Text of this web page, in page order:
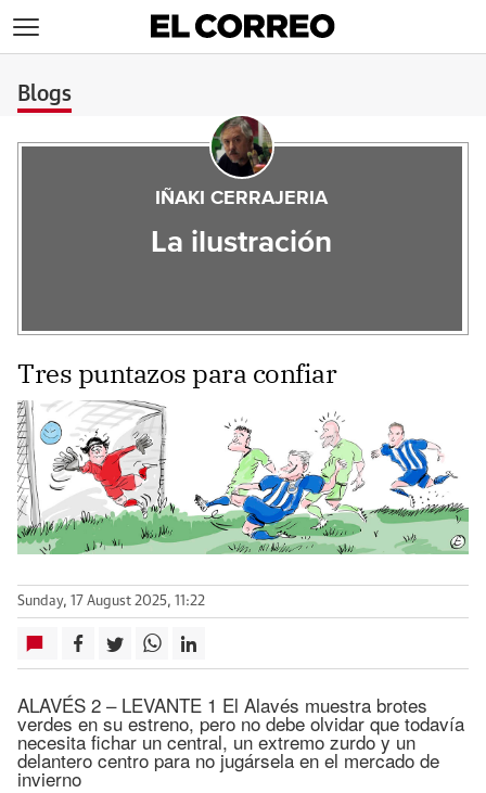
Blogs
IÑAKI CERRAJERIA
La ilustración
Tres puntazos para confiar
Sunday, 17 August 2025, 11:22
ALAVÉS 2 – LEVANTE 1 El Alavés muestra brotes
verdes en su estreno, pero no debe olvidar que todavía
necesita fichar un central, un extremo zurdo y un
delantero centro para no jugársela en el mercado de
invierno